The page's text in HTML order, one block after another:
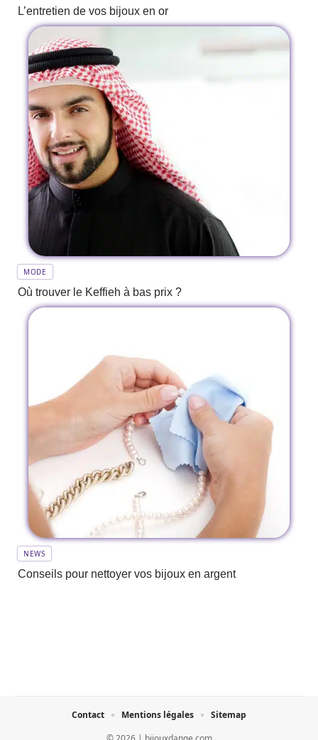
L’entretien de vos bijoux en or
MODE
Où trouver le Keffieh à bas prix ?
NEWS
Conseils pour nettoyer vos bijoux en argent
Contact Mentions légales Sitemap